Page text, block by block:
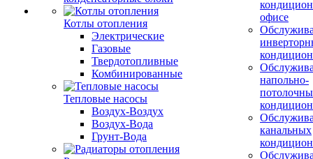
Котлы отопления
Электрические
Газовые
Твердотопливные
Комбинированные
Тепловые насосы
Воздух-Воздух
Воздух-Вода
Грунт-Вода
офисе
напольно-
канальных